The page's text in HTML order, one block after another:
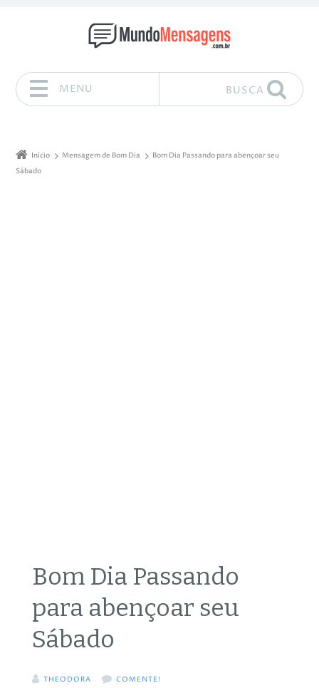
MENU BUSCA
Início Mensagem de Bom Dia
Bom Dia Passando para abençoar seu
Sábado
Bom Dia Passando
para abençoar seu
Sábado
THEODORA
COMENTE!